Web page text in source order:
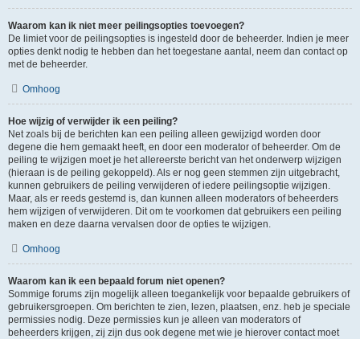
Waarom kan ik niet meer peilingsopties toevoegen?
De limiet voor de peilingsopties is ingesteld door de beheerder. Indien je meer
opties denkt nodig te hebben dan het toegestane aantal, neem dan contact op
met de beheerder.
Omhoog
Hoe wijzig of verwijder ik een peiling?
Net zoals bij de berichten kan een peiling alleen gewijzigd worden door
degene die hem gemaakt heeft, en door een moderator of beheerder. Om de
peiling te wijzigen moet je het allereerste bericht van het onderwerp wijzigen
(hieraan is de peiling gekoppeld). Als er nog geen stemmen zijn uitgebracht,
kunnen gebruikers de peiling verwijderen of iedere peilingsoptie wijzigen.
Maar, als er reeds gestemd is, dan kunnen alleen moderators of beheerders
hem wijzigen of verwijderen. Dit om te voorkomen dat gebruikers een peiling
maken en deze daarna vervalsen door de opties te wijzigen.
Omhoog
Waarom kan ik een bepaald forum niet openen?
Sommige forums zijn mogelijk alleen toegankelijk voor bepaalde gebruikers of
gebruikersgroepen. Om berichten te zien, lezen, plaatsen, enz. heb je speciale
permissies nodig. Deze permissies kun je alleen van moderators of
beheerders krijgen, zij zijn dus ook degene met wie je hierover contact moet